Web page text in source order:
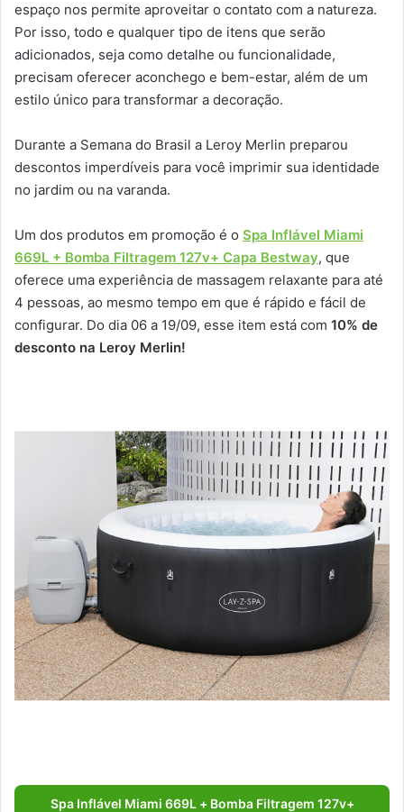
espaço nos permite aproveitar o contato com a natureza.
Por isso, todo e qualquer tipo de itens que serão
adicionados, seja como detalhe ou funcionalidade,
precisam oferecer aconchego e bem-estar, além de um
estilo único para transformar a decoração.
Durante a Semana do Brasil a Leroy Merlin preparou
descontos imperdíveis para você imprimir sua identidade
no jardim ou na varanda.
Um dos produtos em promoção é o Spa Inflável Miami
669L + Bomba Filtragem 127v+ Capa Bestway, que
oferece uma experiência de massagem relaxante para até
4 pessoas, ao mesmo tempo em que é rápido e fácil de
configurar. Do dia 06 a 19/09, esse item está com 10% de
desconto na Leroy Merlin!
Spa Inflável Miami 669L + Bomba Filtragem 127v+